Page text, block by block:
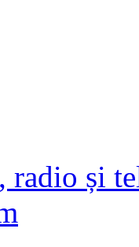
radio și